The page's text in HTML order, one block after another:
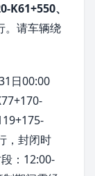
K61+550、
。请车辆绕
日00:00
，封闭时
：12:00-